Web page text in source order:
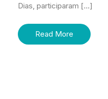
Dias, participaram […]
Read More